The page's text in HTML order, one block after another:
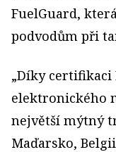
FuelGuard,
podvodům při
„Díky certifikaci
elektronického
největší mýtný
Maďarsko,